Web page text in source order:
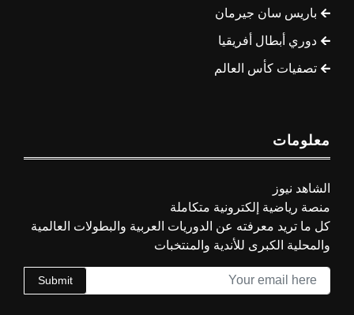
باريس سان جيرمان
دوري أبطال أفريقيا
تصفيات كأس العالم
معلومات
الشاهد نيوز
منصة رياضية إلكترونية متكاملة
كل ما تريد معرفته عن الدوريات العربية والبطولات العالمية
والمحلية الكبرى للأندية والمنتخبات
Submit